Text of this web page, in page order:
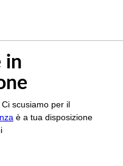
in
scusiamo per il
è a tua disposizione